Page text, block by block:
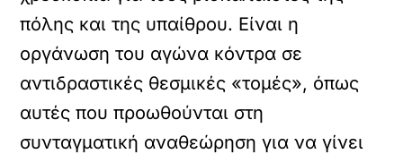
πόλης και της υπαίθρου. Είναι η
οργάνωση του αγώνα κόντρα σε
αντιδραστικές θεσμικές «τομές», όπως
αυτές που προωθούνται στη
συνταγματική αναθεώρηση για να γίνει